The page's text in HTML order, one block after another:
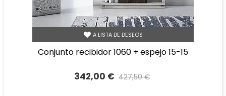
A LISTA DE DESEOS
conjunto recibidor 1060 + espejo 15-15
342,00 € 427,50 €